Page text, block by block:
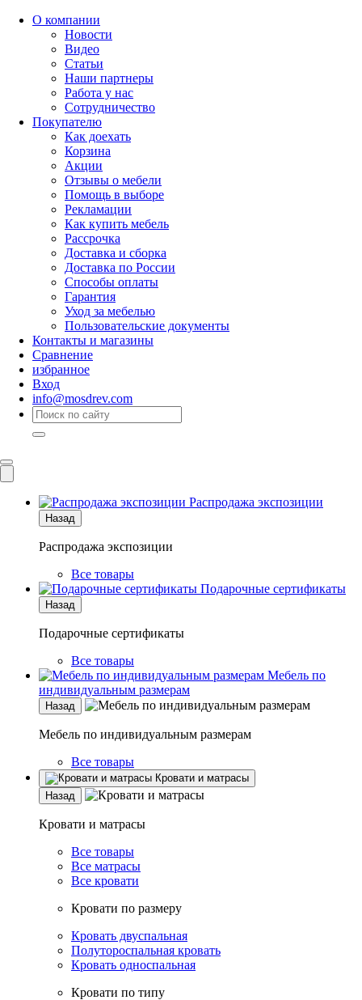
О компании
Новости
Видео
Статьи
Наши партнеры
Работа у нас
Сотрудничество
Покупателю
Как доехать
Корзина
Акции
Отзывы о мебели
Помощь в выборе
Рекламации
Как купить мебель
Рассрочка
Доставка и сборка
Доставка по России
Способы оплаты
Гарантия
Уход за мебелью
Пользовательские документы
Контакты и магазины
Сравнение
избранное
Вход
info@mosdrev.com
Распродажа экспозиции
Назад
Распродажа экспозиции
Все товары
Подарочные сертификаты
Назад
Подарочные сертификаты
Все товары
Мебель по
индивидуальным размерам
Назад
Мебель по индивидуальным размерам
Все товары
Кровати и матрасы
Назад
Кровати и матрасы
Все товары
Все матрасы
Все кровати
Кровати по размеру
Кровать двуспальная
Полутороспальная кровать
Кровать односпальная
Кровати по типу